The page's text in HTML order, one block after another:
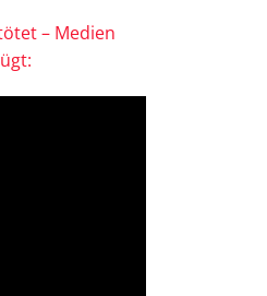
– Medien